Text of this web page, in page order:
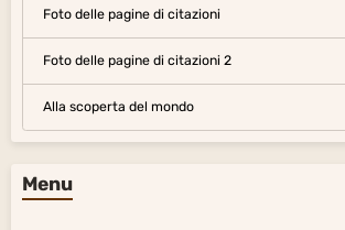
Foto delle pagine di citazioni
Foto delle pagine di citazioni 2
Alla scoperta del mondo
Menu